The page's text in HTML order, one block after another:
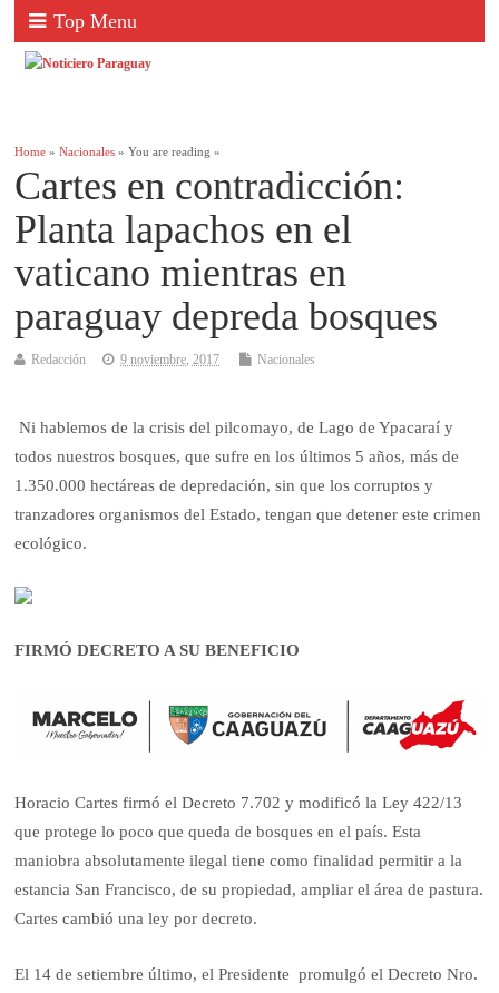
Top Menu
Home »Nacionales » You are reading »
Cartes en contradicción:
Planta lapachos en el
vaticano mientras en
paraguay depreda bosques
Redacción 9 noviembre, 2017 Nacionales
Ni hablemos de la crisis del pilcomayo, de Lago de Ypacaraí y
todos nuestros bosques, que sufre en los últimos 5 años, más de
1.350.000 hectáreas de depredación, sin que los corruptos y
tranzadores organismos del Estado, tengan que detener este crimen
ecológico.
FIRMÓ DECRETO A SU BENEFICIO
Horacio Cartes firmó el Decreto 7.702 y modificó la Ley 422/13
que protege lo poco que queda de bosques en el país. Esta
maniobra absolutamente ilegal tiene como finalidad permitir a la
estancia San Francisco, de su propiedad, ampliar el área de pastura.
Cartes cambió una ley por decreto.
El 14 de setiembre último, el Presidente promulgó el Decreto Nro.